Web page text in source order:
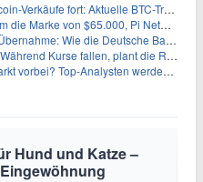
fort: Aktuelle BTC-Transaktionen
von $65.000, Pi Network gewinnt an Unterstützung
die Deutsche Bank im Schatten zum großen Gewinner wird
fallen, plant die Regierung die Steuer-Bombe
werden optimistisch, aber die Geschichte sagt etwas anderes
Hund und Katze –